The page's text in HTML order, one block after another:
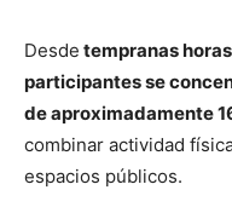
Desde tempranas
participantes se
de aproximadamente
combinar actividad
espacios públicos.